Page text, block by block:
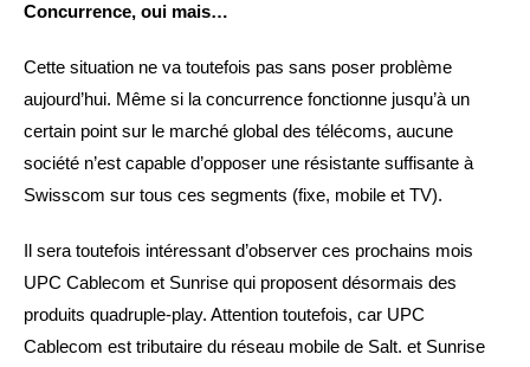
Concurrence, oui mais…
Cette situation ne va toutefois pas sans poser problème
aujourd’hui. Même si la concurrence fonctionne jusqu’à un
certain point sur le marché global des télécoms, aucune
société n’est capable d’opposer une résistante suffisante à
Swisscom sur tous ces segments (fixe, mobile et TV).
Il sera toutefois intéressant d’observer ces prochains mois
UPC Cablecom et Sunrise qui proposent désormais des
produits quadruple-play. Attention toutefois, car UPC
Cablecom est tributaire du réseau mobile de Salt. et Sunrise